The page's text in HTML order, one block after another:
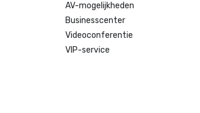
AV-mogelijkheden
Businesscenter
Videoconferentie
VIP-service